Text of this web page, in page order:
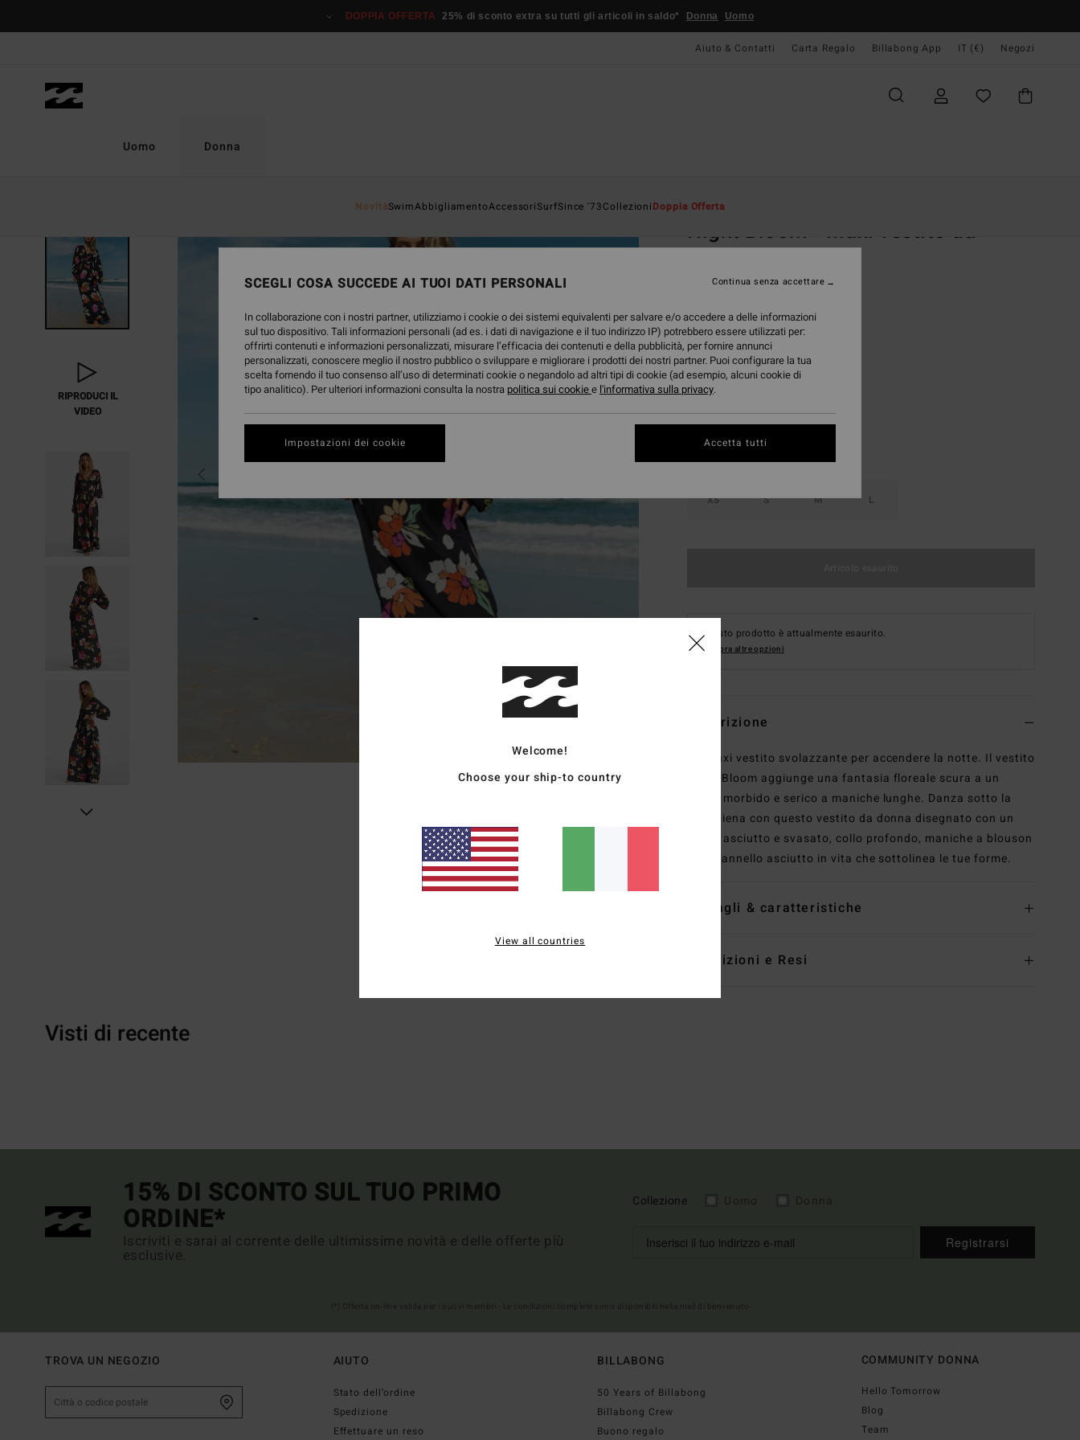
prodotto
DOPPIA OFFERTA 25% di sconto extra su tutti gli articoli in saldo* Donna Uomo
Aiuto & Contatti Carta Regalo Billabong App IT (€) Negozi
Uomo Donna
NovitàSwimAbbigliamentoAccessoriSurfSince '73CollezioniDoppia Offerta
RIPRODUCI IL
VIDEO
Night Bloom - Maxi vestito da
Maxi vestito Nero Donna
125,95 €
ColoriBlack Pebble
XS S M L
Questo prodotto è attualmente esaurito.
Compra altre opzioni
Descrizione
Un maxi vestito svolazzante per accendere la notte. Il vestito
Night Bloom aggiunge una fantasia floreale scura a un
taglio morbido e serico a maniche lunghe. Danza sotto la
luna piena con questo vestito da donna disegnato con un
taglio asciutto e svasato, collo profondo, maniche a blouson
e un pannello asciutto in vita che sottolinea le tue forme.
Dettagli & caratteristiche
Spedizioni e Resi
Visti di recente
15% DI SCONTO SUL TUO PRIMO
ORDINE*
Iscriviti e sarai al corrente delle ultimissime novità e delle offerte più
esclusive.
Collezione
Registrarsi
TROVA UN NEGOZIO AIUTO
Stato dell’ordine
Spedizione
Effettuare un reso
BILLABONG
50 Years of Billabong
Billabong Crew
Buono regalo
COMMUNITY DONNA
Hello Tomorrow
Blog
Team
Welcome!
Choose your ship-to country
View all countries
SCEGLI COSA SUCCEDE AI TUOI DATI PERSONALI
In collaborazione con i nostri partner, utilizziamo i cookie o dei sistemi equivalenti per salvare e/o accedere a delle informazioni
sul tuo dispositivo. Tali informazioni personali (ad es. i dati di navigazione e il tuo indirizzo IP) potrebbero essere utilizzati per:
offrirti contenuti e informazioni personalizzati, misurare l’efficacia dei contenuti e della pubblicità, per fornire annunci
personalizzati, conoscere meglio il nostro pubblico o sviluppare e migliorare i prodotti dei nostri partner. Puoi configurare la tua
scelta fornendo il tuo consenso all’uso di determinati cookie o negandolo ad altri tipi di cookie (ad esempio, alcuni cookie di
tipo analitico). Per ulteriori informazioni consulta la nostra politica sui cookiee l'informativa sulla privacy.
Impostazioni dei cookie
Continua senza accettare
Accetta tutti